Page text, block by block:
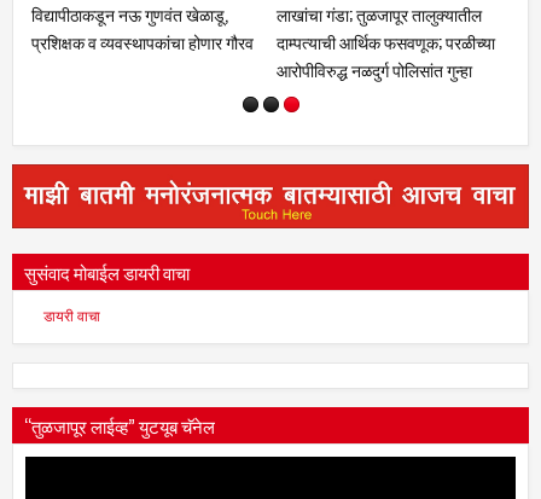
लाखांचा गंडा; तुळजापूर तालुक्यातील
दाम्पत्याची आर्थिक फसवणूक; परळीच्या
३,९२४ मतदारांची नावे वगळलीमयत,
दुबार, स्थलांतरित व न सापडलेल्या
मतदारांची छाननी; दावे-हरकती दाखल
सुसंवाद मोबाईल डायरी वाचा
“तुळजापूर लाईव्ह” युटयूब चॅनेल